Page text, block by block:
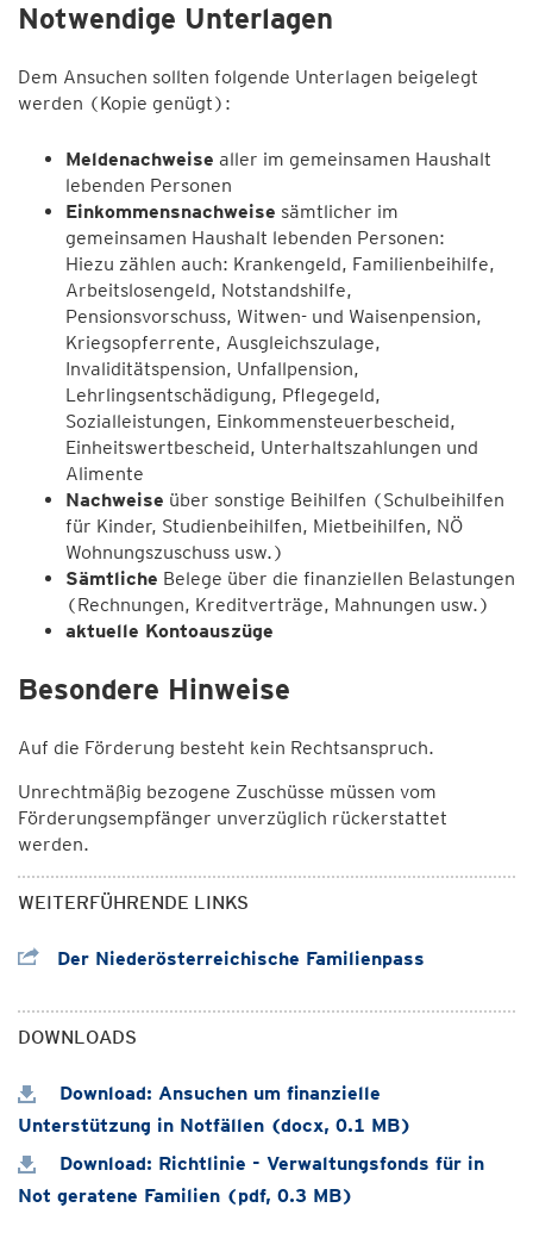
Notwendige Unterlagen
Dem Ansuchen sollten folgende Unterlagen beigelegt
werden (Kopie genügt):
Meldenachweise aller im gemeinsamen Haushalt
lebenden Personen
Einkommensnachweise sämtlicher im
gemeinsamen Haushalt lebenden Personen:
Hiezu zählen auch: Krankengeld, Familienbeihilfe,
Arbeitslosengeld, Notstandshilfe,
Pensionsvorschuss, Witwen- und Waisenpension,
Kriegsopferrente, Ausgleichszulage,
Invaliditätspension, Unfallpension,
Lehrlingsentschädigung, Pflegegeld,
Sozialleistungen, Einkommensteuerbescheid,
Einheitswertbescheid, Unterhaltszahlungen und
Alimente
Nachweise über sonstige Beihilfen (Schulbeihilfen
für Kinder, Studienbeihilfen, Mietbeihilfen, NÖ
Wohnungszuschuss usw.)
Sämtliche Belege über die finanziellen Belastungen
(Rechnungen, Kreditverträge, Mahnungen usw.)
aktuelle Kontoauszüge
Besondere Hinweise
Auf die Förderung besteht kein Rechtsanspruch.
Unrechtmäßig bezogene Zuschüsse müssen vom
Förderungsempfänger unverzüglich rückerstattet
werden.
WEITERFÜHRENDE LINKS
Der Niederösterreichische Familienpass
DOWNLOADS
Download: Ansuchen um finanzielle
Unterstützung in Notfällen (docx, 0.1 MB)
Download: Richtlinie - Verwaltungsfonds für in
Not geratene Familien (pdf, 0.3 MB)